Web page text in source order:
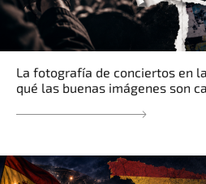
La fotografía de conciertos en
qué las buenas imágenes son